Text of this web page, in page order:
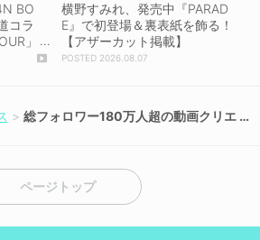
BO
コラ
」
横野すみれ、発売中『PARAD
E』で初登場＆裏表紙を飾る！
【アザーカット掲載】
2026.08.07
総フォロワー180万人超の動画クリエ
ページトップ